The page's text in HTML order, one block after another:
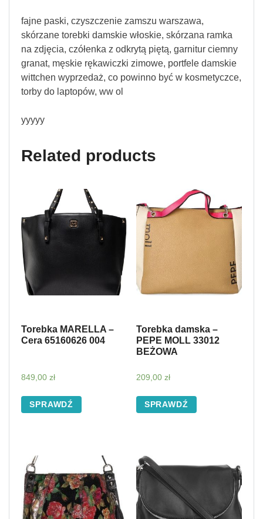
fajne paski, czyszczenie zamszu warszawa,
skórzane torebki damskie włoskie, skórzana ramka
na zdjęcia, czółenka z odkrytą piętą, garnitur ciemny
granat, męskie rękawiczki zimowe, portfele damskie
wittchen wyprzedaż, co powinno być w kosmetyczce,
torby do laptopów, ww ol
yyyyy
Related products
Torebka MARELLA –
Cera 65160626 004
849,00 zł
SPRAWDŹ
Torebka damska –
PEPE MOLL 33012
BEŻOWA
209,00 zł
SPRAWDŹ